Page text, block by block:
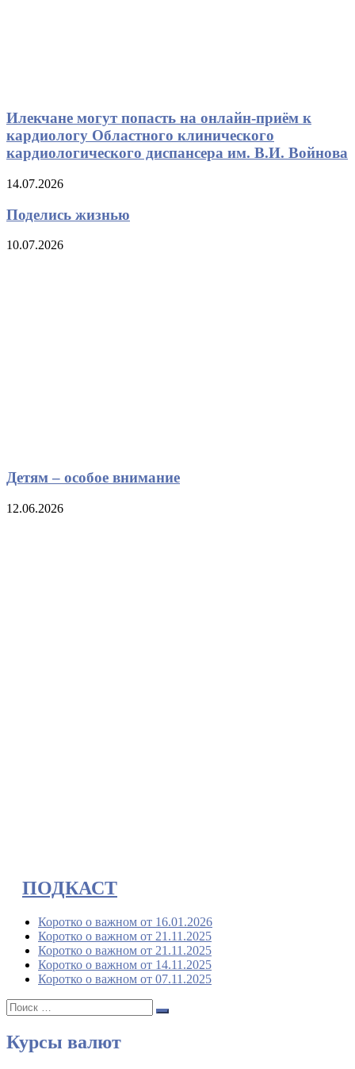
Илекчане могут попасть на онлайн-приём к
кардиологу Областного клинического
кардиологического диспансера им. В.И. Войнова
14.07.2026
Поделись жизнью
10.07.2026
Детям – особое внимание
12.06.2026
ПОДКАСТ
Коротко о важном от 16.01.2026
Коротко о важном от 21.11.2025
Коротко о важном от 21.11.2025
Коротко о важном от 14.11.2025
Коротко о важном от 07.11.2025
Поиск:
Поиск
Курсы валют